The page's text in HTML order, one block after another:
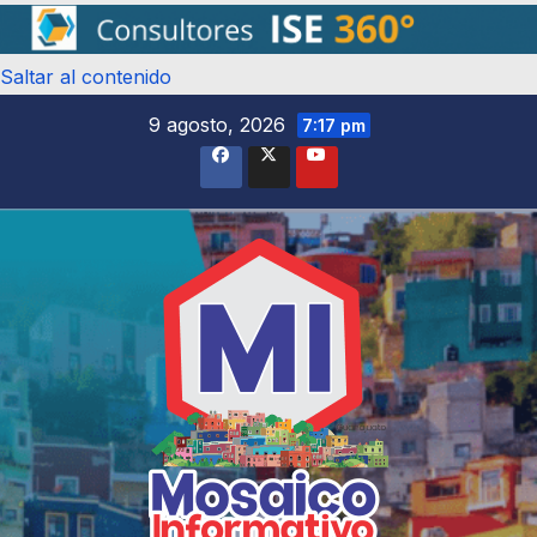
Saltar al contenido
9 agosto, 2026
7:17 pm